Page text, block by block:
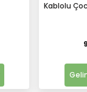
Kablolu